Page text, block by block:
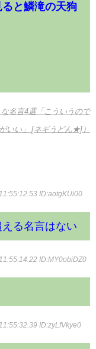
と鱗滝の天狗
名言4選「こういうので
いい」 [ネギうどん★]）
ID:aotgKUi00
る名言はない
ID:MY0obiDZ0
ID:zyLfVkye0